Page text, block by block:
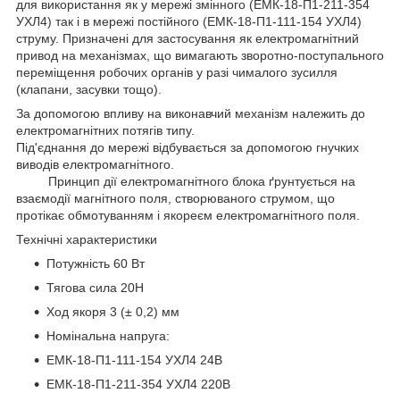
для використання як у мережі змінного (ЕМК-18-П1-211-354
УХЛ4) так і в мережі постійного (ЕМК-18-П1-111-154 УХЛ4)
струму. Призначені для застосування як електромагнітний
привод на механізмах, що вимагають зворотно-поступального
переміщення робочих органів у разі чималого зусилля
(клапани, засувки тощо).
За допомогою впливу на виконавчий механізм належить до
електромагнітних потягів типу.
Під'єднання до мережі відбувається за допомогою гнучких
виводів електромагнітного.
Принцип дії електромагнітного блока ґрунтується на
взаємодії магнітного поля, створюваного струмом, що
протікає обмотуванням і якореєм електромагнітного поля.
Технічні характеристики
Потужність 60 Вт
Тягова сила 20Н
Ход якоря 3 (± 0,2) мм
Номінальна напруга:
ЕМК-18-П1-111-154 УХЛ4 24В
ЕМК-18-П1-211-354 УХЛ4 220В